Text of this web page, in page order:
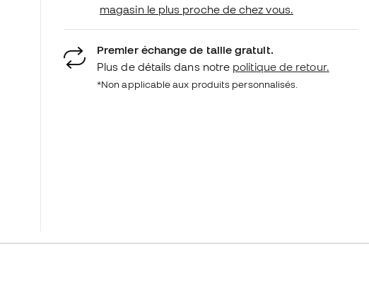
magasin le plus proche de chez vous.
Premier échange de taille gratuit.
Plus de détails dans notre politique de retour.
*Non applicable aux produits personnalisés.